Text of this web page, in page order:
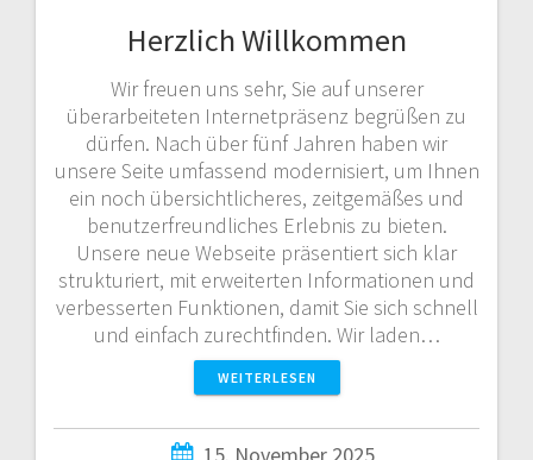
Herzlich Willkommen
Wir freuen uns sehr, Sie auf unserer
überarbeiteten Internetpräsenz begrüßen zu
dürfen. Nach über fünf Jahren haben wir
unsere Seite umfassend modernisiert, um Ihnen
ein noch übersichtlicheres, zeitgemäßes und
benutzerfreundliches Erlebnis zu bieten.
Unsere neue Webseite präsentiert sich klar
strukturiert, mit erweiterten Informationen und
verbesserten Funktionen, damit Sie sich schnell
und einfach zurechtfinden. Wir laden…
WEITERLESEN